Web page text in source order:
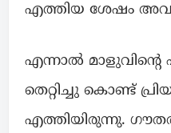
എത്തിയ ശേഷം
എന്നാൽ മാളുവിന്റെ
തെറ്റിച്ചു കൊണ്ട്
എത്തിയിരുന്നു.